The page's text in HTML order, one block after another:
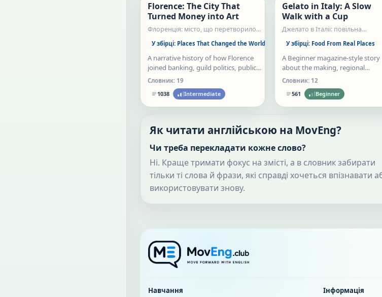
Статті
Florence: The City That
Turned Money into Art
Флоренція: місто, що перетворило
У збірці: Places That Changed the World
A narrative history of how Florence
joined banking, guild politics, public
competition, skilled workshops, and
artistic patronage into a new cultural
system.
Словник: 19
1038
Intermediate
Статті
Gelato in Italy: A Slow
Walk with a Cup
Джелато в Італії: повільна
У збірці: Food From Real Places
A Beginner magazine-style story
about the making, regional
flavours, glass-case choices, and
street life of Italian gelato.
Словник: 12
561
Beginner
Як читати англійською на MovEng?
Чи треба перекладати кожне слово?
Ні. Краще тримати фокус на змісті, а в словник забирати
тільки ті слова й фрази, які справді хочеться впізнавати
використовувати знову.
Навчання Інформація